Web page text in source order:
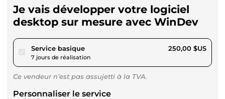
Je vais développer votre logiciel
desktop sur mesure avec WinDev
Service basiquepour 230,41 $US
7 jours de réalisation
250,00 $US
Ce vendeur n’est pas assujetti à la TVA.
Personnaliser le service